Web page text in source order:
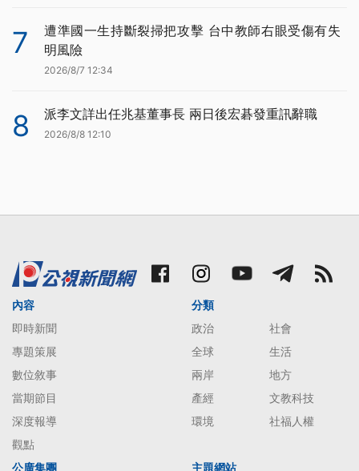
7
遭準國一生持斷裂掃把攻擊 台中教師右眼受傷有失
明風險
2026/8/7 12:34
8 派李文詳出任兆基董事長 兩日後宏碁發重訊辭職
2026/8/8 12:10
內容
即時新聞
專題策展
數位敘事
當期節目
深度報導
觀點
分類
政治
社會
全球
生活
兩岸
地方
產經
文教科技
環境
社福人權
公廣集團 主題網站